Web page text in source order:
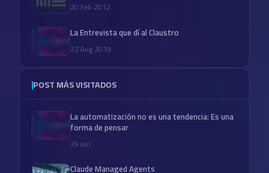
20 Feb 2012
La Entrevista que dí al Claustro
22 Aug 2019
POST MÁS VISITADOS
La automatización no es una tendencia: Es una
forma de pensar
29 Jun
Claude Managed Agents